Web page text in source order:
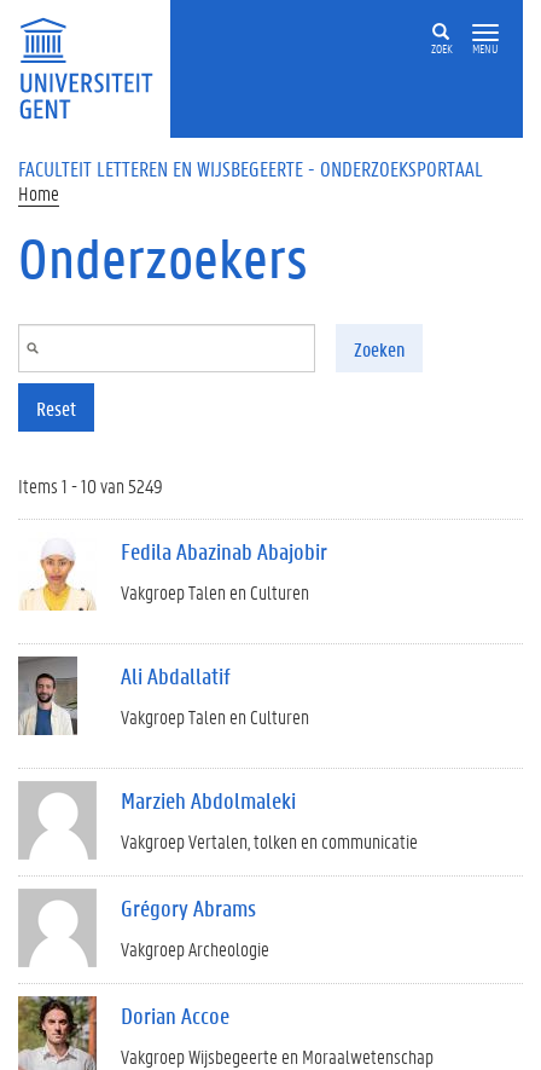
Overslaan en naar de inhoud gaan
ZOEK MENU
FACULTEIT LETTEREN EN WIJSBEGEERTE - ONDERZOEKSPORTAAL
Home
Onderzoekers
Zoeken
Reset
Items 1 - 10 van 5249
Fedila Abazinab Abajobir
Vakgroep Talen en Culturen
Ali Abdallatif
Vakgroep Talen en Culturen
Marzieh Abdolmaleki
Vakgroep Vertalen, tolken en communicatie
Grégory Abrams
Vakgroep Archeologie
Dorian Accoe
Vakgroep Wijsbegeerte en Moraalwetenschap